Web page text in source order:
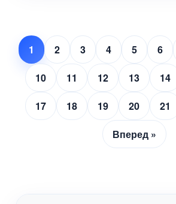
1 2 3 4 5 6
10 11 12 13 14
17 18 19 20 21
Вперед »